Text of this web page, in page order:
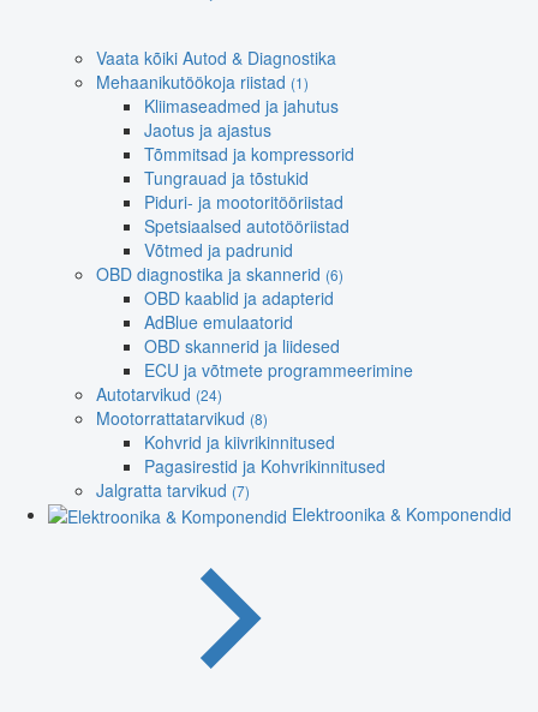
Vaata kõiki Autod & Diagnostika
Mehaanikutöökoja riistad (1)
Kliimaseadmed ja jahutus
Jaotus ja ajastus
Tõmmitsad ja kompressorid
Tungrauad ja tõstukid
Piduri- ja mootoritööriistad
Spetsiaalsed autotööriistad
Võtmed ja padrunid
OBD diagnostika ja skannerid (6)
OBD kaablid ja adapterid
AdBlue emulaatorid
OBD skannerid ja liidesed
ECU ja võtmete programmeerimine
Autotarvikud (24)
Mootorrattatarvikud (8)
Kohvrid ja kiivrikinnitused
Pagasirestid ja Kohvrikinnitused
Jalgratta tarvikud (7)
Elektroonika & Komponendid